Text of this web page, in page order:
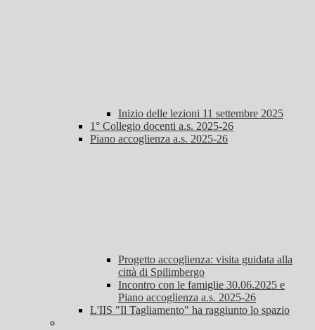
Inizio delle lezioni 11 settembre 2025
1° Collegio docenti a.s. 2025-26
Piano accoglienza a.s. 2025-26
Progetto accoglienza: visita guidata alla
città di Spilimbergo
Incontro con le famiglie 30.06.2025 e
Piano accoglienza a.s. 2025-26
L'IIS "Il Tagliamento" ha raggiunto lo spazio